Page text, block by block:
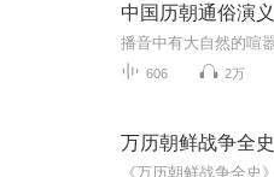
中国历朝通俗演义
606 2万
万历朝鲜战争全史